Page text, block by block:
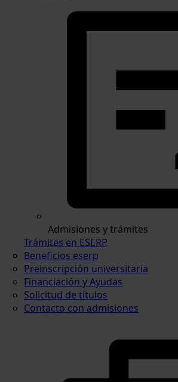
Admisiones y trámites
Trámites en ESERP
Beneficios eserp
Preinscripción universitaria
Financiación y Ayudas
Solicitud de títulos
Contacto con admisiones